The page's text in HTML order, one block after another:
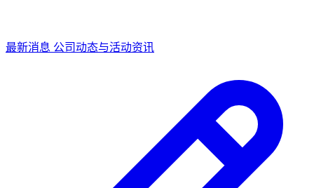
最新消息 公司动态与活动资讯